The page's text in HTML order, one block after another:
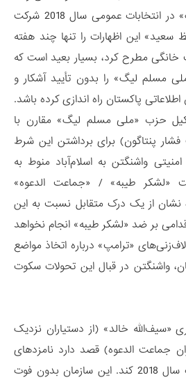
تحت نام «ملی مسلم لیگ» در انتخابات عمومی سال 2018 شرکت
سعید» این اظهارات را تنها چند هفته
خانگی مطرح کرد، بسیار بعید است که
مسلم لیگ» را بدون تأیید آشکار و
پاکستان راه اندازی کرده باشد.
حزب «ملی مسلم لیگ» مقارن با
پنتاگون) برای برداشتن این شرط
واشنگتن به اسلام‌آباد منوط به
«لشکر طیبه» / «جماعت الدعوه»
نشان از یک درک متقابل نسبت به این
بر ضد «لشکر طیبه» انجام نخواهد
«ترامپ» درباره اتخاذ مواضع
واشنگتن در قبال این تحولات سکوت
خالد» (از دستیاران نزدیک
جماعت الدعوه) قصد دارد نامزدهای
خود را وارد عرصه انتخابات سال 2018 کند. این سازمان بدون فوت